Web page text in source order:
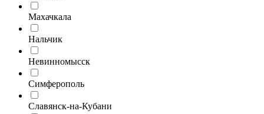
Махачкала
Нальчик
Невинномысск
Симферополь
Славянск-на-Кубани